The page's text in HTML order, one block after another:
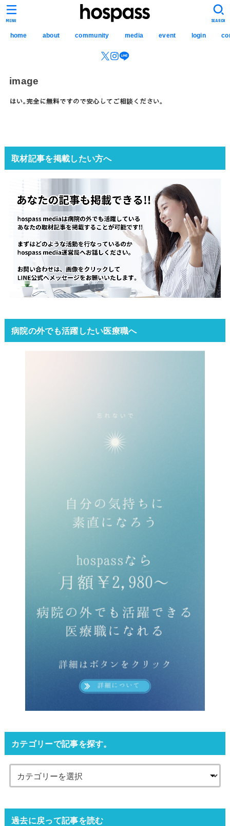
hospass media
home about community media event login
SEARCH
MENU
image
取材記事を掲載したい方へ
病院の外でも活躍したい医療職へ
カテゴリーで記事を探す。
過去に戻って記事を読む